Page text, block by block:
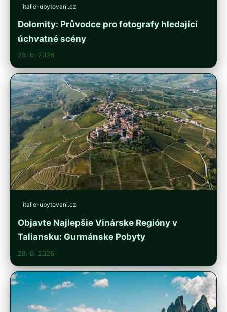
italie-ubytovani.cz
Dolomity: Průvodce pro fotografy hledající
úchvatné scény
29. 6. 2026
italie-ubytovani.cz
Objavte Najlepšie Vinárske Regióny v
Taliansku: Gurmánske Pobyty
28. 6. 2026